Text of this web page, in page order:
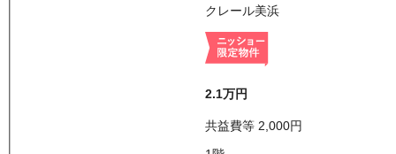
クレール美浜
2.1万円
共益費等 2,000円